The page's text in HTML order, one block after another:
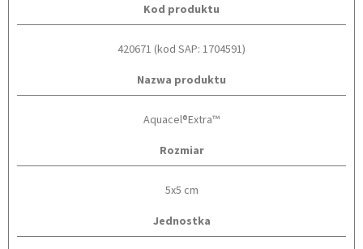
Kod produktu
420671 (kod SAP: 1704591)
Nazwa produktu
Aquacel®Extra™
Rozmiar
5x5 cm
Jednostka